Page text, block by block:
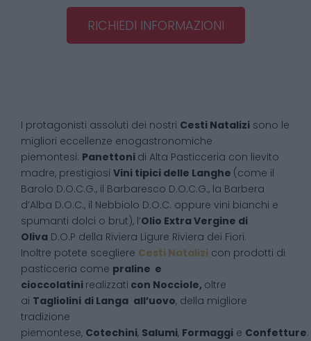
RICHIEDI INFORMAZIONI
I protagonisti assoluti dei nostri Cesti Natalizi sono le
migliori eccellenze enogastronomiche
piemontesi: Panettoni di Alta Pasticceria con lievito
madre, prestigiosi Vini tipici delle Langhe (come il
Barolo D.O.C.G., il Barbaresco D.O.C.G., la Barbera
d’Alba D.O.C., il Nebbiolo D.O.C. oppure vini bianchi e
spumanti dolci o brut), l’Olio Extra Vergine di
Oliva D.O.P della Riviera Ligure Riviera dei Fiori.
Inoltre potete scegliere Cesti Natalizi con prodotti di
pasticceria come praline e
cioccolatini realizzati con Nocciole, oltre
ai Tagliolini di Langa all’uovo, della migliore
tradizione
piemontese, Cotechini, Salumi, Formaggi e Confetture.